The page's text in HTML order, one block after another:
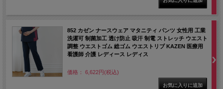
852 カゼン ナースウェア マタニティ パンツ 女性用 工業
洗濯可 制菌加工 透け防止 吸汗 制電 ストレッチ ウエスト
調整 ウエストゴム 総ゴム ウエストリブ KAZEN 医療用
看護師 介護 レディース レディス
価格： 6,622円(税込)